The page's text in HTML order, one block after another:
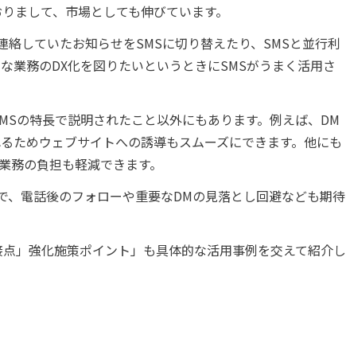
まして、市場としても伸びています。
していたお知らせをSMSに切り替えたり、SMSと並行利
業務のDX化を図りたいというときにSMSがうまく活用さ
の特長で説明されたこと以外にもあります。例えば、DM
ためウェブサイトへの誘導もスムーズにできます。他にも
務の負担も軽減できます。
電話後のフォローや重要なDMの見落とし回避なども期待
」強化施策ポイント」も具体的な活用事例を交えて紹介し